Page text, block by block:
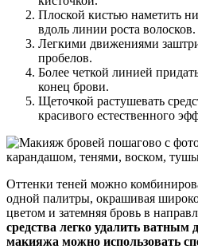
Плоской кистью наметить
вдоль линии роста волосков.
Легкими движениями
пробелов.
Более четкой линией
конец брови.
Щеточкой растушевать
красивого естественного
Оттенки теней можно
одной палитры, окрашивая
цветом и затемняя бровь в
средства легко удалить ватным
макияжа можно использовать